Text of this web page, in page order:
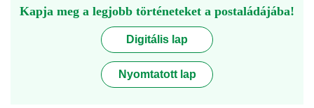
Kapja meg a legjobb történeteket a postaládájába!
Digitális lap
Nyomtatott lap